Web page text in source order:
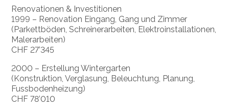
Renovationen & Investitionen
1999 – Renovation Eingang, Gang und Zimmer
(Parkettböden, Schreinerarbeiten, Elektroinstallationen,
Malerarbeiten)
CHF 27’345
2000 – Erstellung Wintergarten
(Konstruktion, Verglasung, Beleuchtung, Planung,
Fussbodenheizung)
CHF 78’010